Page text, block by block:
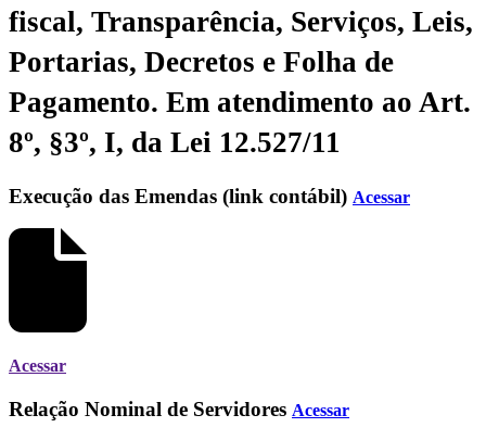
fiscal, Transparência, Serviços, Leis,
Portarias, Decretos e Folha de
Pagamento. Em atendimento ao Art.
8º, §3º, I, da Lei 12.527/11
Execução das Emendas (link contábil) Acessar
Acessar
Relação Nominal de Servidores Acessar